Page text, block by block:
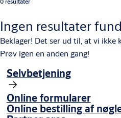
Ingen resultater
Beklager! Det ser ud til, at vi ikke
Prøv igen en anden gang!
Selvbetjening
Online formularer
Online bestilling af